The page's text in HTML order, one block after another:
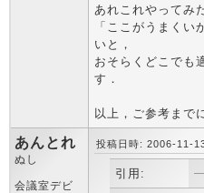
あれこれやってみ
「ここがうまくい
いと，
おそらくどこでも
す．
以上，ご参考まで
あんとれ
ぬし
会議室デビ
投稿日時: 2006-11-
引用: